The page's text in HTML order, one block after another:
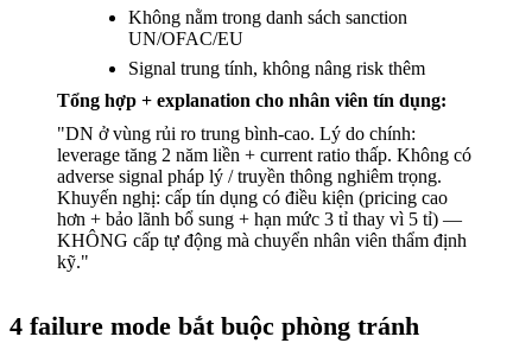
Không nằm trong danh sách sanction
UN/OFAC/EU
Signal trung tính, không nâng risk thêm
Tổng hợp + explanation cho nhân viên tín dụng:
"DN ở vùng rủi ro trung bình-cao. Lý do chính:
leverage tăng 2 năm liền + current ratio thấp. Không có
adverse signal pháp lý / truyền thông nghiêm trọng.
Khuyến nghị: cấp tín dụng có điều kiện (pricing cao
hơn + bảo lãnh bổ sung + hạn mức 3 tỉ thay vì 5 tỉ) —
KHÔNG cấp tự động mà chuyển nhân viên thẩm định
kỹ."
4 failure mode bắt buộc phòng tránh